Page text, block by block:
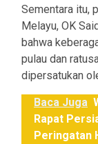
Sementara itu,
Melayu, OK
bahwa
pulau dan
dipersatukan
Baca Juga
Rapat
Peringatan